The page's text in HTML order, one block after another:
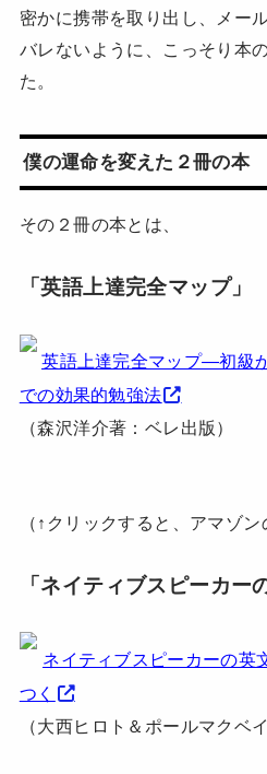
密かに携帯を取り出し、メー
バレないように、こっそり本
た。
僕の運命を変えた２冊の本
その２冊の本とは、
「英語上達完全マップ」
英語上達完全マップ―初級
での効果的勉強法
（森沢洋介著：ベレ出版）
（↑クリックすると、アマゾ
「ネイティブスピーカー
ネイティブスピーカーの英
つく
（大西ヒロト＆ポールマクベ